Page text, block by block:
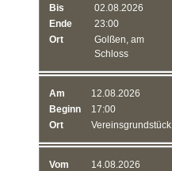
Bis
02.08.2026
Ende
23:00
Ort
Golßen, am
Schloss
Am
12.08.2026
Beginn
17:00
Ort
Vereinsgrundstück
Vom
14.08.2026